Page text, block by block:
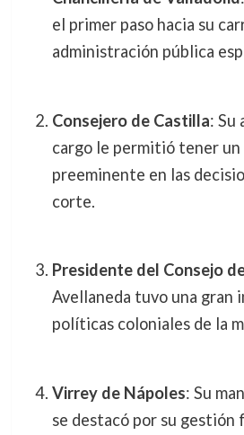
el primer paso hacia su
administración pública
Consejero de Castilla: Su
cargo le permitió tener un
preeminente en las
corte.
Presidente del Consejo
Avellaneda tuvo una gran
políticas coloniales de la
Virrey de Nápoles: Su
se destacó por su gestión